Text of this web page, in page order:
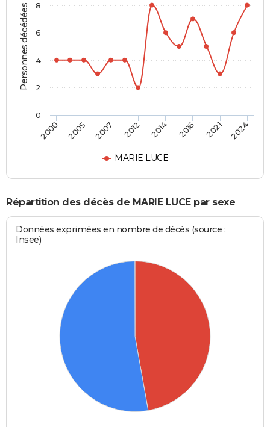
Personnes décédées
MARIE LUCE
2000 2005 2007 2012 2014 2016 2021 2024
0
2
4
6
8
Répartition des décès de MARIE LUCE par sexe
Données exprimées en nombre de décès (source :
Insee)